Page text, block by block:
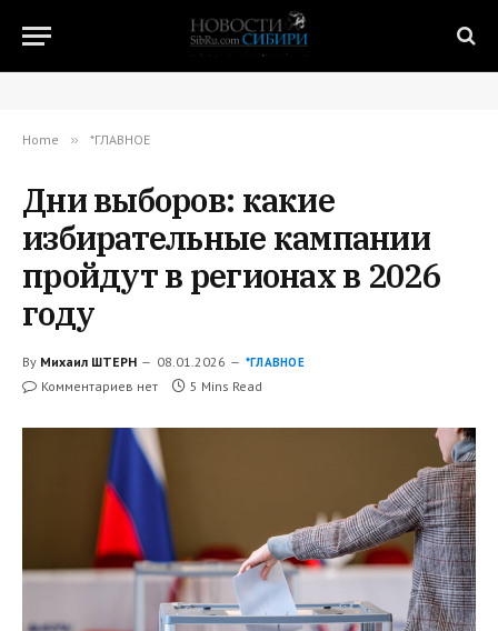
Home » *ГЛАВНОЕ
Дни выборов: какие
избирательные кампании
пройдут в регионах в 2026
году
By Михаил ШТЕРН 08.01.2026 *ГЛАВНОЕ
Комментариев нет 5 Mins Read